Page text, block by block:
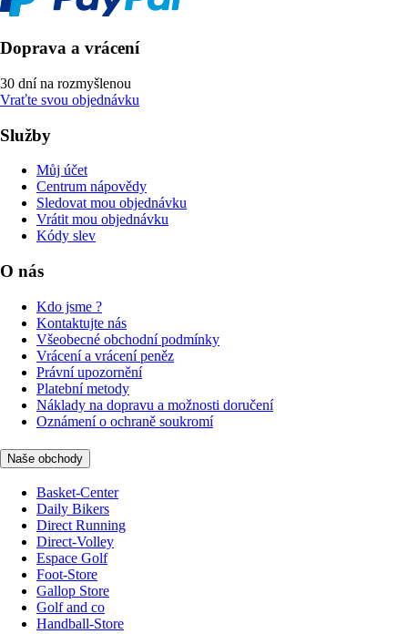
Doprava a vrácení
30 dní na rozmyšlenou
Vraťte svou objednávku
Služby
Můj účet
Centrum nápovědy
Sledovat mou objednávku
Vrátit mou objednávku
Kódy slev
O nás
Kdo jsme ?
Kontaktujte nás
Všeobecné obchodní podmínky
Vrácení a vrácení peněz
Právní upozornění
Platební metody
Náklady na dopravu a možnosti doručení
Oznámení o ochraně soukromí
Naše obchody
Basket-Center
Daily Bikers
Direct Running
Direct-Volley
Espace Golf
Foot-Store
Gallop Store
Golf and co
Handball-Store